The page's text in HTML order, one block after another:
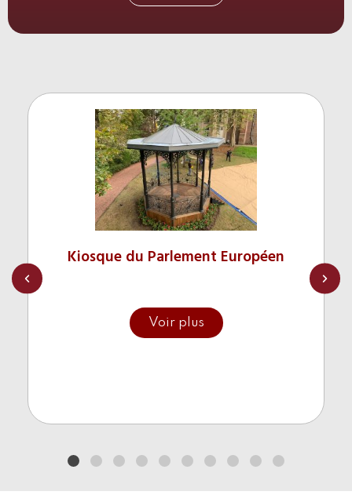
Kiosque du Parlement Européen
Ce kiosque, situé à Bruxelles en Belgique dans le
jardin du musée Jardin Wiertz a été construit en
2020. La structure originale repose directement
sur le sol sans fondations enterrées. Chacune des
Voir plus